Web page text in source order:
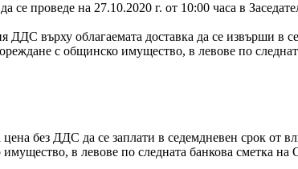
се проведе на 27.10.2020 г. от 10:00 часа в
върху облагаемата доставка да се извърши в
с общинско имущество, в левове по
без ДДС да се заплати в седемдневен срок от
в левове по следната банкова сметка